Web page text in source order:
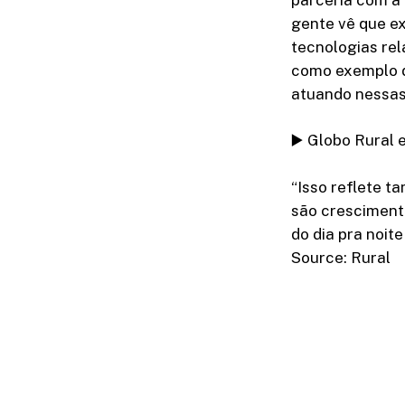
gente vê que
tecnologias
como exemplo
atuando
▶️ Globo Rural
“Isso reflete
são
do dia pra
Source: Rural